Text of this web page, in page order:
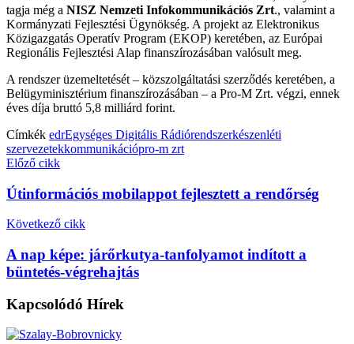
tagja még a NISZ Nemzeti Infokommunikációs Zrt., valamint a
Kormányzati Fejlesztési Ügynökség. A projekt az Elektronikus
Közigazgatás Operatív Program (EKOP) keretében, az Európai
Regionális Fejlesztési Alap finanszírozásában valósult meg.
A rendszer üzemeltetését – közszolgáltatási szerződés keretében, a
Belügyminisztérium finanszírozásában – a Pro-M Zrt. végzi, ennek
éves díja bruttó 5,8 milliárd forint.
Címkék edrEgységes Digitális Rádiórendszerkészenléti
szervezetekkommunikációpro-m zrt
Előző cikk
Útinformációs mobilappot fejlesztett a rendőrség
Következő cikk
A nap képe: járőrkutya-tanfolyamot indított a
büntetés-végrehajtás
Kapcsolódó Hírek